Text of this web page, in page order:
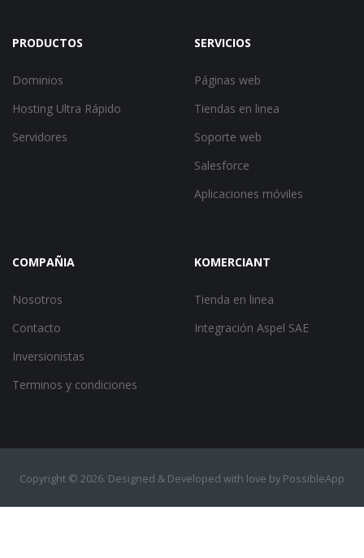
PRODUCTOS
Dominios
Hosting Ultra Rápido
Servidores
SERVICIOS
Páginas web
Tiendas en linea
Soporte web
Salesforce
Aplicaciones móviles
COMPAÑIA
Nosotros
Contacto
Inversionistas
Terminos y condiciones
KOMERCIANT
Tienda en linea
Integración Aspel SAE
Copyright © 2026. Designed & Developed with love by PossibleApp